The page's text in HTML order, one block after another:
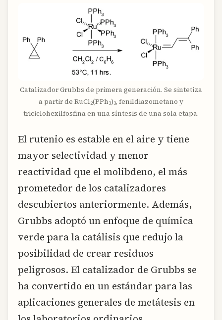
Catalizador Grubbs de primera generación. Se sintetiza
a partir de RuCl2(PPh3)3, fenildiazometano y
triciclohexilfosfina en una síntesis de una sola etapa.
El rutenio es estable en el aire y tiene
mayor selectividad y menor
reactividad que el molibdeno, el más
prometedor de los catalizadores
descubiertos anteriormente. Además,
Grubbs adoptó un enfoque de química
verde para la catálisis que redujo la
posibilidad de crear residuos
peligrosos. El catalizador de Grubbs se
ha convertido en un estándar para las
aplicaciones generales de metátesis en